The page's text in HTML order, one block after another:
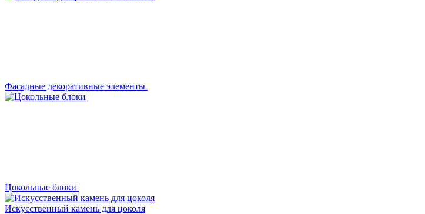
Фасадные декоративные элементы
Цокольные блоки
Искусственный камень для цоколя